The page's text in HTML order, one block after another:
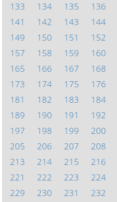
133
134 135 136
141
142 143 144
149
150 151 152
157
158 159 160
165
166 167 168
173
174 175 176
181
182 183 184
189
190 191 192
197
198 199 200
205
206 207 208
213
214 215 216
221
222 223 224
229
230 231 232